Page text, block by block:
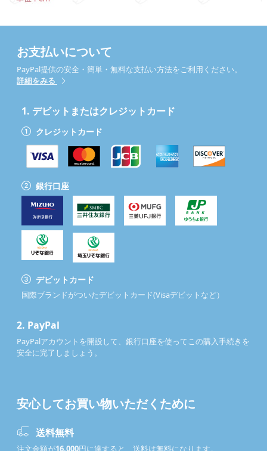
お支払いについて
PayPal提供の安全・簡単・無料な支払い方法をご利用ください。
詳細をみる
1. デビットまたはクレジットカード
クレジットカード
銀行口座
デビットカード
国際ブランドがついたデビットカード(Visaデビットなど）
2. PayPal
PayPalアカウントを開設して、銀行口座を使ってこの購入手続きを
安全に完了しましょう。
安心してお買い物いただくために
送料無料
注文金額が16,000円に達すると、送料は無料になります。